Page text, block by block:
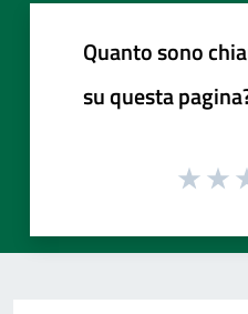
Quanto sono
su questa